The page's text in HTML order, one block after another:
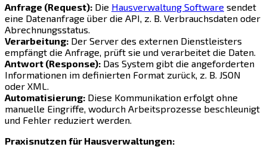
Anfrage (Request): Die Hausverwaltung Software sendet
eine Datenanfrage über die API, z. B. Verbrauchsdaten oder
Abrechnungsstatus.
Verarbeitung: Der Server des externen Dienstleisters
empfängt die Anfrage, prüft sie und verarbeitet die Daten.
Antwort (Response): Das System gibt die angeforderten
Informationen im definierten Format zurück, z. B. JSON
oder XML.
Automatisierung: Diese Kommunikation erfolgt ohne
manuelle Eingriffe, wodurch Arbeitsprozesse beschleunigt
und Fehler reduziert werden.
Praxisnutzen für Hausverwaltungen: